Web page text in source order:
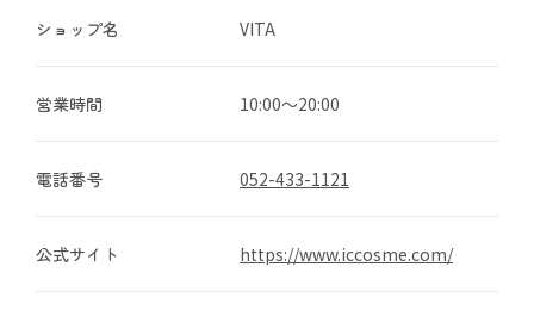
ショップ名 VITA
営業時間 10:00～20:00
電話番号 052-433-1121
公式サイト https://www.iccosme.com/